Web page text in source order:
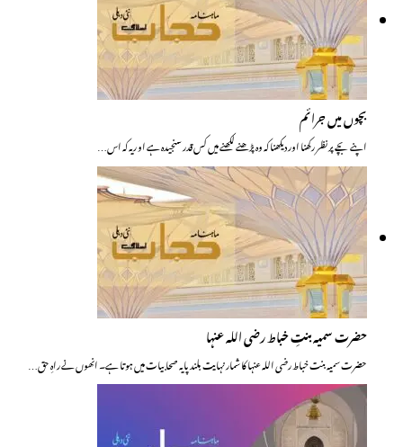
بچوں میں جرائم
اپنے بچے پر نظر رکھنا اور دیکھنا کہ وہ پڑھنے لکھنے میں کس قدر سنجیدہ ہے او ریہ کہ اس…
حضرت سمیہ بنتِ خباط رضی اللہ عنہا
حضرت سمیہ بنت خباط رضی اللہ عنہا کا شمار نہایت بلند پایہ صحابیات میں ہوتا ہے۔ انھوں نے راہِ حق…